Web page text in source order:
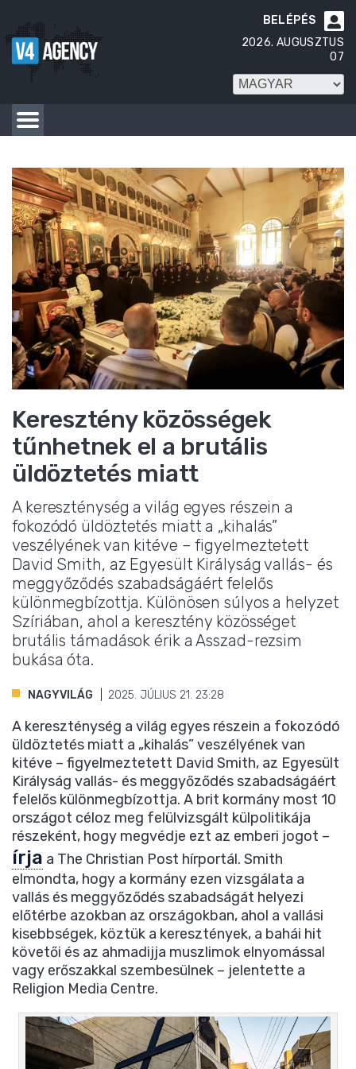

BELÉPÉS
2026. AUGUSZTUS
07
Keresztény közösségek
tűnhetnek el a brutális
üldöztetés miatt
A kereszténység a világ egyes részein a
fokozódó üldöztetés miatt a „kihalás”
veszélyének van kitéve – figyelmeztetett
David Smith, az Egyesült Királyság vallás- és
meggyőződés szabadságáért felelős
különmegbízottja. Különösen súlyos a helyzet
Szíriában, ahol a keresztény közösséget
brutális támadások érik a Asszad-rezsim
bukása óta.
NAGYVILÁG 2025. JÚLIUS 21. 23:28
A kereszténység a világ egyes részein a fokozódó
üldöztetés miatt a „kihalás” veszélyének van
kitéve – figyelmeztetett David Smith, az Egyesült
Királyság vallás- és meggyőződés szabadságáért
felelős különmegbízottja. A brit kormány most 10
országot céloz meg felülvizsgált külpolitikája
részeként, hogy megvédje ezt az emberi jogot –
írja a The Christian Post hírportál. Smith
elmondta, hogy a kormány ezen vizsgálata a
vallás és meggyőződés szabadságát helyezi
előtérbe azokban az országokban, ahol a vallási
kisebbségek, köztük a keresztények, a bahái hit
követői és az ahmadijja muszlimok elnyomással
vagy erőszakkal szembesülnek – jelentette a
Religion Media Centre.